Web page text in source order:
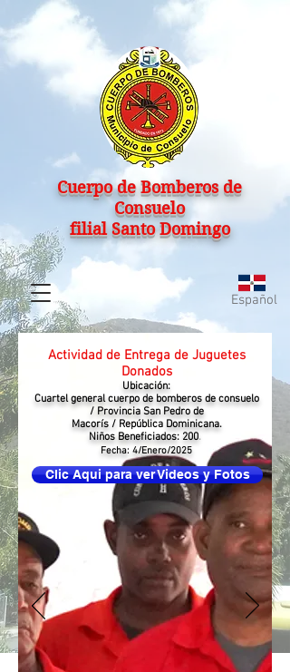
Cuerpo de Bomberos de
Consuelo
filial Santo Domingo
Español
Actividad de Entrega de Juguetes
Donados
Ubicación:
Cuartel general cuerpo de bomberos de consuelo
/ Provincia San Pedro de
Macorís/ RepúblicaDominicana.
Niños Beneficiados: 200.
Fecha: 4/Enero/2025
Clic Aqui para ver Videos y Fotos